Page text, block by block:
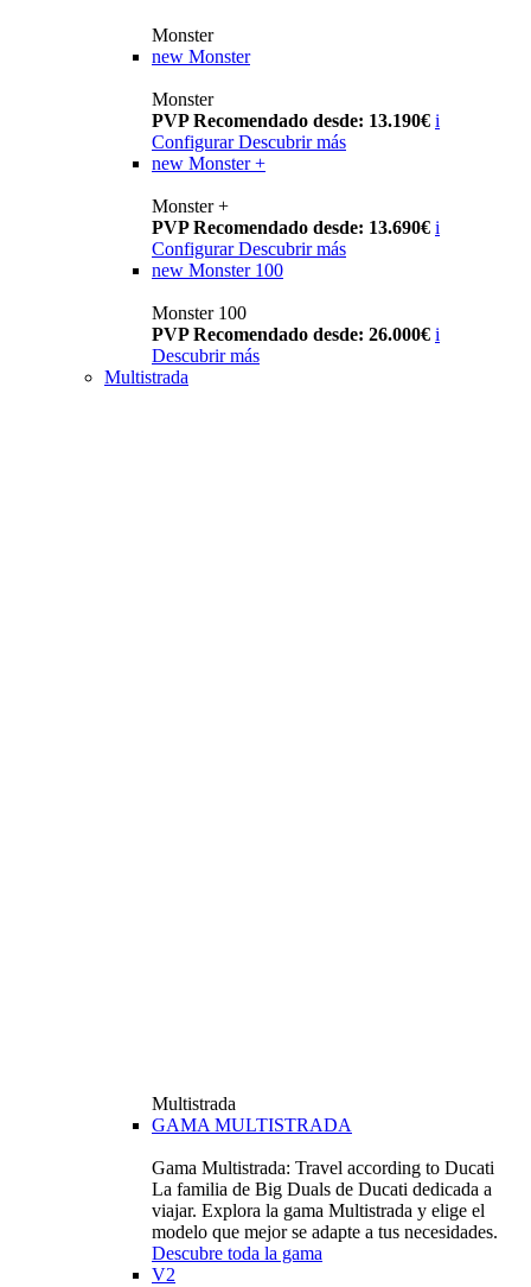
Monster
new Monster
Monster
PVP Recomendado desde: 13.190€ i
Configurar Descubrir más
new Monster +
Monster +
PVP Recomendado desde: 13.690€ i
Configurar Descubrir más
new Monster 100
Monster 100
PVP Recomendado desde: 26.000€ i
Descubrir más
Multistrada
Multistrada
GAMA MULTISTRADA
Gama Multistrada: Travel according to Ducati
La familia de Big Duals de Ducati dedicada a
viajar. Explora la gama Multistrada y elige el
modelo que mejor se adapte a tus necesidades.
Descubre toda la gama
V2